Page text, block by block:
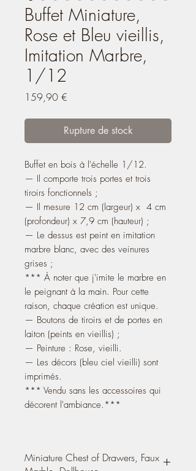
Buffet Miniature,
Rose et Bleu vieillis,
Imitation Marbre,
1/12
159,90 €
Rupture de stock
Buffet en bois à l'échelle 1/12.
— Il comporte trois portes et trois
tiroirs fonctionnels ;
— Il mesure 12 cm (largeur) x 4 cm
(profondeur) x 7,9 cm (hauteur) ;
— Le dessus est peint en imitation
marbre blanc, avec des veinures
grises ;
*** À noter que j'imite le marbre en
le peignant à la main. Pour cette
raison, chaque création est unique.
— Boutons de tiroirs et de portes en
laiton (peints en vieillis) ;
— Peinture : Rose, vieilli.
— Les décors (bleu ciel vieilli) sont
imprimés.
*** Vendu sans les accessoires qui
décorent l'ambiance.***
Miniature Chest of Drawers, Faux